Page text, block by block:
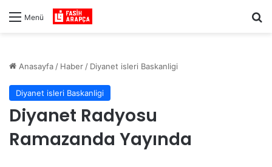
Menü
Anasayfa / Haber / Diyanet isleri Baskanligi
Diyanet isleri Baskanligi
Diyanet Radyosu
Ramazanda Yayında